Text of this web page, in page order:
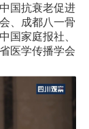
国抗衰老促进
、成都八一骨
国家庭报社、
医学传播学会